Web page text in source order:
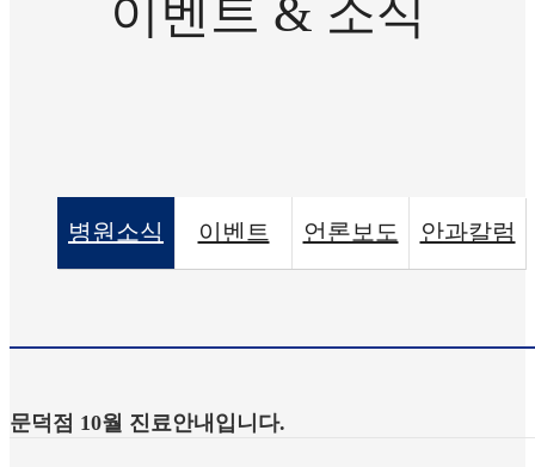
이벤트 & 소식
병원소식 이벤트 언론보도 안과칼럼
문덕점 10월 진료안내입니다.